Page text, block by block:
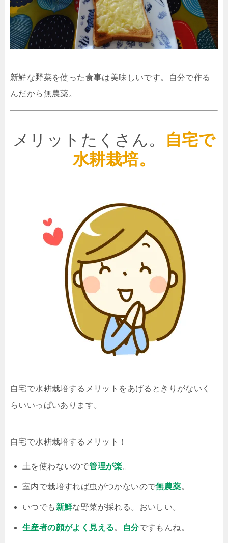
新鮮な野菜を使った食事は美味しいです。自分で作る
んだから無農薬。
メリットたくさん。
自宅で
水耕栽培。
自宅で水耕栽培するメリットをあげるときりがないく
らいいっぱいあります。
自宅で水耕栽培するメリット！
土を使わないので管理が楽。
室内で栽培すれば虫がつかないので無農薬。
いつでも 新鮮な野菜が採れる。おいしい。
生産者の顔がよく見える。 自分ですもんね。